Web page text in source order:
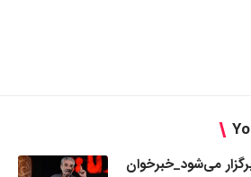
می‌شود_خبرخوان